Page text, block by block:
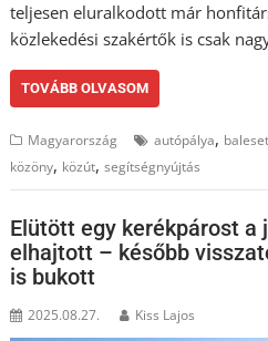
teljesen eluralkodott már
közlekedési szakértők is csak
TOVÁBB OLVASOM
Magyarország autópálya, baleset
közöny, közút,segítségnyújtás
Elütött egy kerékpárost a
elhajtott – később
is bukott
2025.08.27. Kiss Lajos